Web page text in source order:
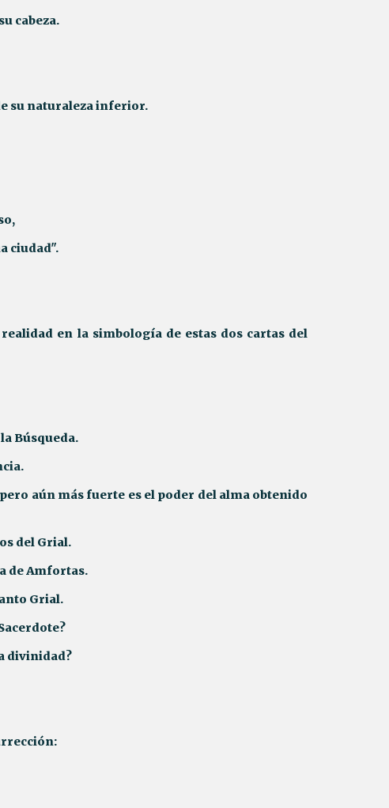
cabeza.
su naturaleza inferior.
ciudad".
en la simbología de estas dos cartas del
Búsqueda.
aún más fuerte es el poder del alma obtenido
del Grial.
de Amfortas.
Grial.
divinidad?